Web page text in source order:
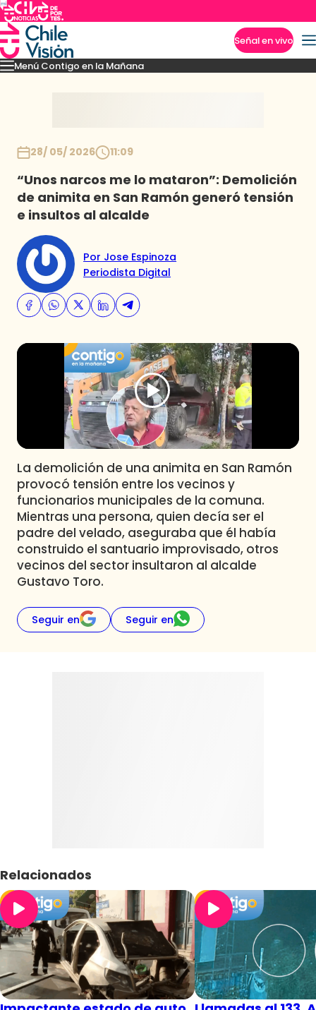
Señal en vivo
Menú Contigo en la Mañana
MomentosReportajesDenunciasPolicialPolíticaEspectáculo
28/ 05/ 2026 11:09
“Unos narcos me lo mataron”: Demolición
de animita en San Ramón generó tensión
e insultos al alcalde
Por Jose Espinoza
Periodista Digital
La demolición de una animita en San Ramón
provocó tensión entre los vecinos y
funcionarios municipales de la comuna.
Mientras una persona, quien decía ser el
padre del velado, aseguraba que él había
construido el santuario improvisado, otros
vecinos del sector insultaron al alcalde
Gustavo Toro.
Seguir en Seguir en
Relacionados
Imperdibles
Club De La Comedia
Contigo en Directo
Plan Perfecto
El Tiempo
Sabingo
Todos Los Programas